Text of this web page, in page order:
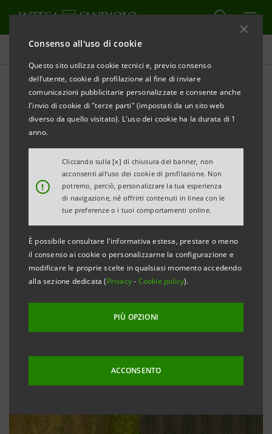
Consenso all'uso di cookie
Questo sito utilizza cookie tecnici e, previo consenso
dell’utente, cookie di profilazione al fine di inviare
comunicazioni pubblicitarie personalizzate e consente anche
l'invio di cookie di "terze parti" (impostati da un sito web
diverso da quello visitato). L'uso dei cookie ha la durata di 1
anno.
!
Cliccando sulla [x] di chiusura del banner, non
acconsenti all’uso dei cookie di profilazione. Non
potremo, perciò, personalizzare la tua esperienza
di navigazione, né offrirti contenuti in linea con le
tue preferenze o i tuoi comportamenti online.
È possibile consultare l'informativa estesa, prestare o meno
il consenso ai cookie o personalizzarne la configurazione e
modificare le proprie scelte in qualsiasi momento accedendo
alla sezione dedicata (Privacy- Cookie policy).
PIÙ OPZIONI
ACCONSENTO
Obiettivi, risultati e iniziative
LAVORO DIGNITOSO E CRESCITA
Investimenti attenti alla
sostenibilità